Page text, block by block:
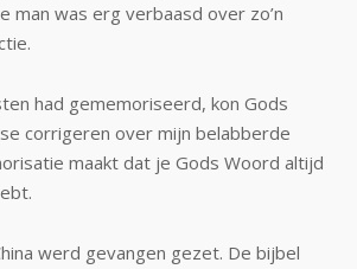
man was erg verbaasd over zo’n
had gememoriseerd, kon Gods
corrigeren over mijn belabberde
maakt dat je Gods Woord altijd
werd gevangen ge­zet. De bijbel